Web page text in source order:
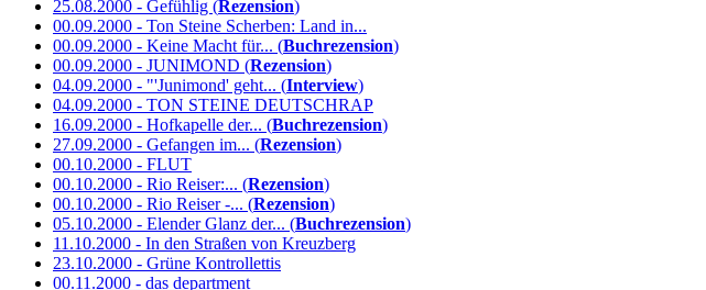
25.08.2000 - Gefühlig (Rezension)
00.09.2000 - Ton Steine Scherben: Land in...
00.09.2000 - Keine Macht für... (Buchrezension)
00.09.2000 - JUNIMOND (Rezension)
04.09.2000 - "'Junimond' geht... (Interview)
04.09.2000 - TON STEINE DEUTSCHRAP
16.09.2000 - Hofkapelle der... (Buchrezension)
27.09.2000 - Gefangen im... (Rezension)
00.10.2000 - FLUT
00.10.2000 - Rio Reiser:... (Rezension)
00.10.2000 - Rio Reiser -... (Rezension)
05.10.2000 - Elender Glanz der... (Buchrezension)
11.10.2000 - In den Straßen von Kreuzberg
23.10.2000 - Grüne Kontrollettis
00.11.2000 - das department